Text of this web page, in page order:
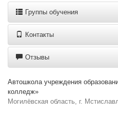
Группы обучения
Контакты
Отзывы
Автошкола учреждения
колледж»
Могилёвская область, г.